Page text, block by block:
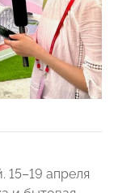
15–19 апреля